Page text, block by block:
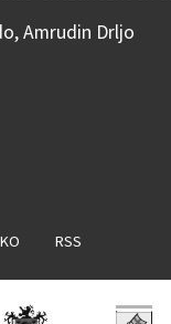
Amrudin Drljo
RSS